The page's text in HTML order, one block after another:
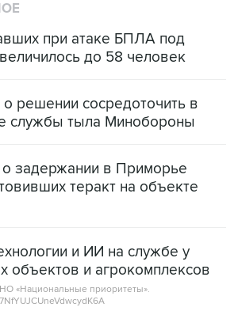
при атаке БПЛА под
до 58 человек
решении сосредоточить в
службы тыла Минобороны
задержании в Приморье
теракт на объекте
и ИИ на службе у
объектов и агрокомплексов
«Национальные приоритеты».